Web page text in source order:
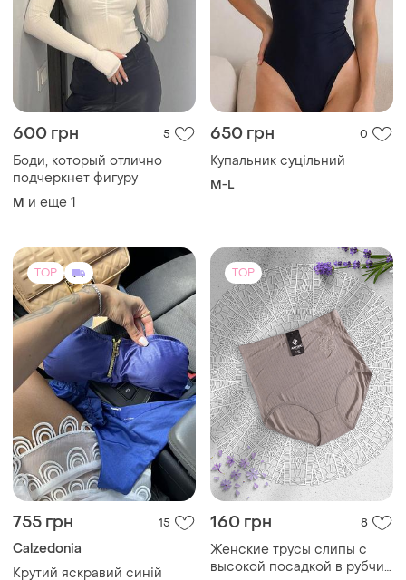
600 грн 5
Боди, который отлично
подчеркнет фигуру
M и еще 1
650 грн 0
Купальник суцільний
M-L
TOP
755 грн 15
Calzedonia
Крутий яскравий синій
TOP
160 грн 8
Женские трусы слипы с
высокой посадкой в рубчик